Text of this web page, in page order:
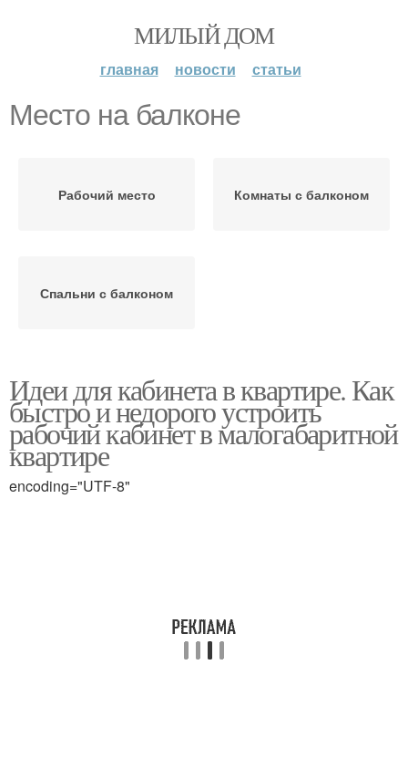
МИЛЫЙ ДОМ
главная новости статьи
Место на балконе
Рабочий место Комнаты с балконом
Спальни с балконом
Идеи для кабинета в квартире. Как
быстро и недорого устроить
рабочий кабинет в малогабаритной
квартире
encoding="UTF-8"